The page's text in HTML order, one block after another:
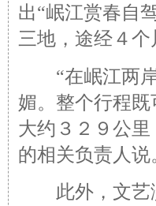
出“岷江赏春自
三地，途经４个
“在岷江两岸
媚。整个行程
大约３２９公
的相关负责人说
此外，文艺演